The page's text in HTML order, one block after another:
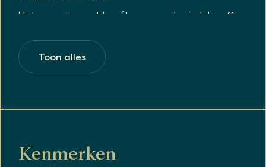
Het appartement heeft een speelse indeling. Qua
verrassen; een ruime woonkamer, een open keuken
met inbouwapparatuur, 3 prettige slaapkamers en
een fijne en complete badkamer.
wonen en maakt deel uit van Nationaal Park
Sluis, een gezondheidscentrum en openbaar
Toon alles
Kenmerken